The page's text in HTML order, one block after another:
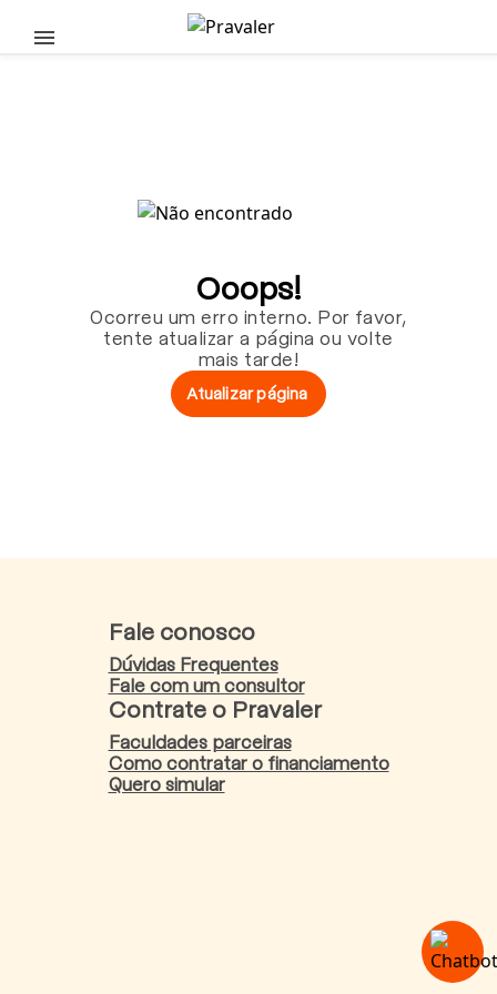
Pular para o conteúdo principal
Ooops!
Ocorreu um erro interno. Por favor,
tente atualizar a página ou volte
mais tarde!
Atualizar página
Fale conosco
Dúvidas Frequentes
Fale com um consultor
Contrate o Pravaler
Faculdades parceiras
Como contratar o financiamento
Quero simular